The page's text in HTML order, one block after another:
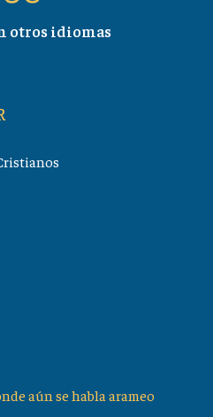
otros idiomas
aún se habla arameo